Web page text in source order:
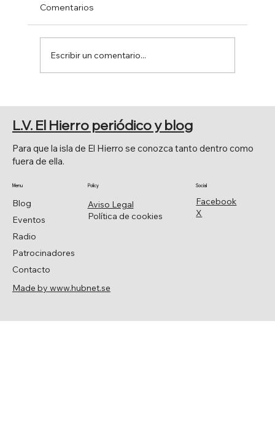
EXPLOTACIONES AGRARIAS
Comentarios
Escribir un comentario...
Facebook
X
Social
Aviso Legal
Política de cookies
Policy
Blog
Eventos
Radio
Patrocinadores
Contacto
Menu
Para que la isla de El Hierro se conozca tanto dentro como
fuera de ella.
L.V. El Hierro periódico y blog
Made by www.hubnet.se